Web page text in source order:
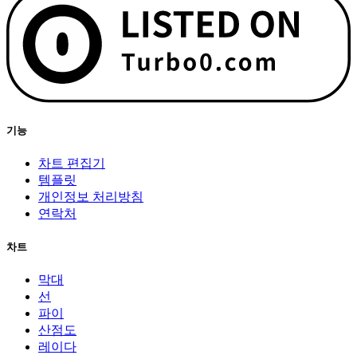
기능
차트 편집기
템플릿
개인정보 처리방침
연락처
차트
막대
선
파이
산점도
레이다